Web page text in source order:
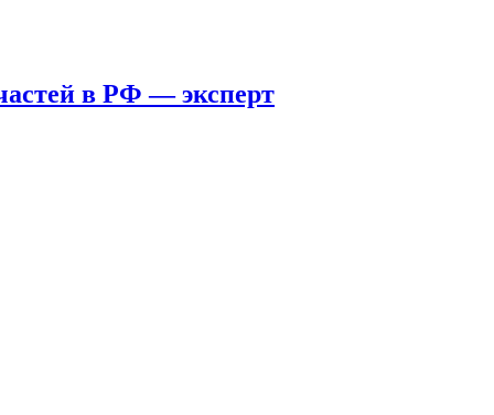
в РФ — эксперт